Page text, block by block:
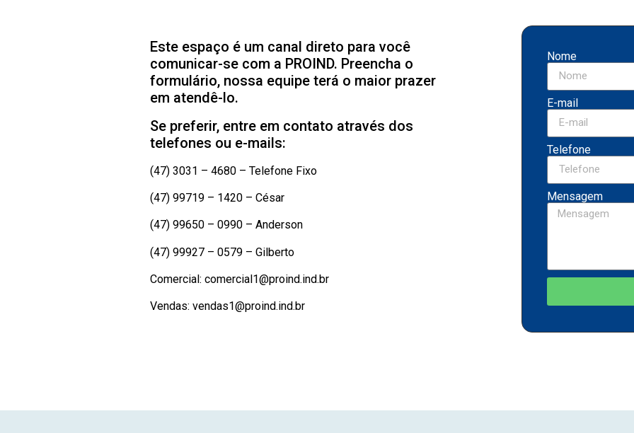
Este espaço é um canal direto para você
comunicar-se com a PROIND. Preencha o
formulário, nossa equipe terá o maior prazer
em atendê-lo.
Se preferir, entre em contato através dos
telefones ou e-mails:
(47) 3031 – 4680 – Telefone Fixo
(47) 99719 – 1420 – César
(47) 99650 – 0990 – Anderson
(47) 99927 – 0579 – Gilberto
Comercial: comercial1@proind.ind.br
Vendas: vendas1@proind.ind.br
Nome
E-mail
Telefone
Mensagem